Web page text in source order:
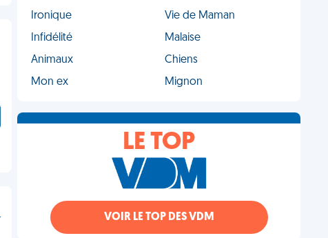
Ironique
Vie de Maman
Infidélité
Malaise
Animaux
Chiens
Mon ex
Mignon
LE TOP
VOIR LE TOP DES VDM